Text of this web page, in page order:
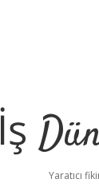
İş
Yaratıcı